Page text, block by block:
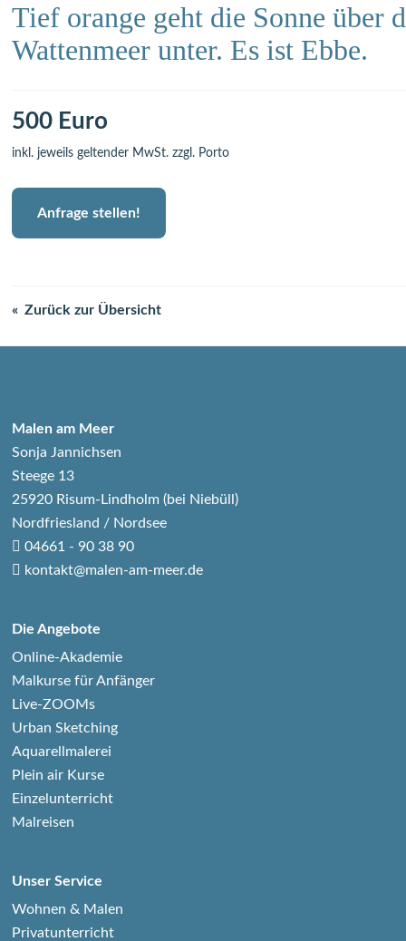
Tief orange geht die Sonne über
Wattenmeer unter. Es ist Ebbe.
500 Euro
inkl. jeweils geltender MwSt. zzgl. Porto
Anfrage stellen!
Zurück zur Übersicht
Malen am Meer
Sonja Jannichsen
Steege 13
25920 Risum-Lindholm (bei Niebüll)
Nordfriesland / Nordsee
04661 - 90 38 90
kontakt@malen-am-meer.de
Die Angebote
Online-Akademie
Malkurse für Anfänger
Live-ZOOMs
Urban Sketching
Aquarellmalerei
Plein air Kurse
Einzelunterricht
Malreisen
Unser Service
Wohnen & Malen
Privatunterricht